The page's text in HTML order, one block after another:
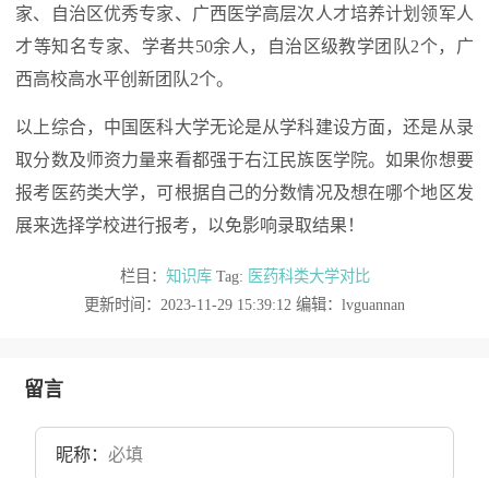
家、自治区优秀专家、广西医学高层次人才培养计划领军人
才等知名专家、学者共50余人，自治区级教学团队2个，广
西高校高水平创新团队2个。
以上综合，中国医科大学无论是从学科建设方面，还是从录
取分数及师资力量来看都强于右江民族医学院。如果你想要
报考医药类大学，可根据自己的分数情况及想在哪个地区发
展来选择学校进行报考，以免影响录取结果！
栏目： 知识库Tag: 医药科类大学对比
更新时间：2023-11-29 15:39:12 编辑：lvguannan
留言
昵称：